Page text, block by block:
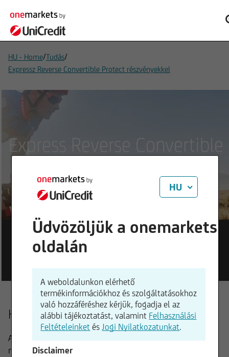
HU - Home/Tudás/
Expressz Reverse Convertible Protect részvényekkel
Express Reverse Convertible
mögöttes részvénnyel
Hogyan működik részletesen
Alacsonyak a kamatlábak, és a tőzsdék oldalirányban
mozognak. Nehéz idők járnak a megfelelő befektetés
HU
Üdvözöljük a onemarkets
oldalán
A weboldalunkon elérhető
termékinformációkhoz és szolgáltatásokhoz
való hozzáféréshez kérjük, fogadja el az
alábbi tájékoztatást, valamint Felhasználási
Feltételeinket és Jogi Nyilatkozatunkat.
Disclaimer